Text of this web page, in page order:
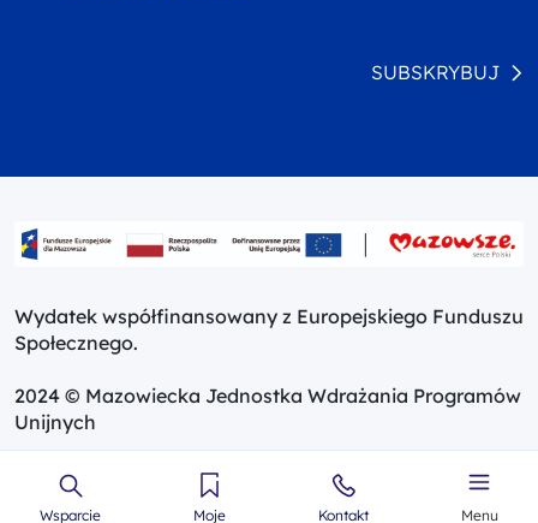
Wsparcie Moje Kontakt Menu
SUBSKRYBUJ
Wydatek współfinansowany z Europejskiego Funduszu
Społecznego.
2024 © Mazowiecka Jednostka Wdrażania Programów
Unijnych